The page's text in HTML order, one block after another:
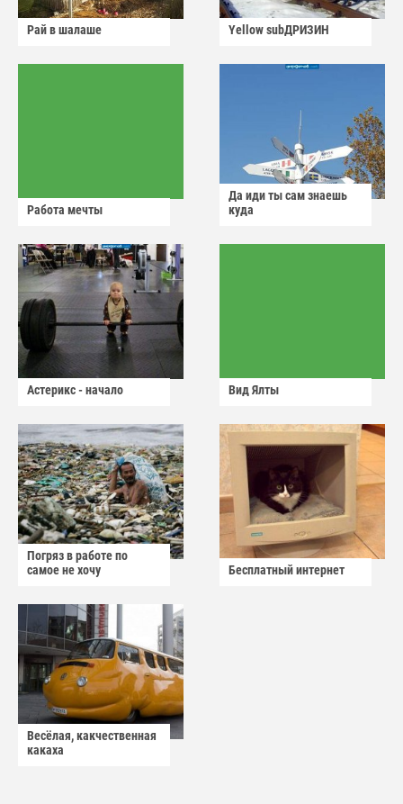
Рай в шалаше Yellow subДРИЗИН
Работа мечты
Да иди ты сам знаешь
куда
Астерикс - начало Вид Ялты
Погряз в работе по
самое не хочу
Бесплатный интернет
Весёлая, какчественная
какаха